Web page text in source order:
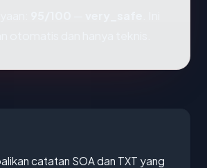
catatan SOA dan TXT yang